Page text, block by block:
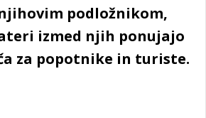
podložnikom,
izmed njih ponujajo
za popotnike in turiste.